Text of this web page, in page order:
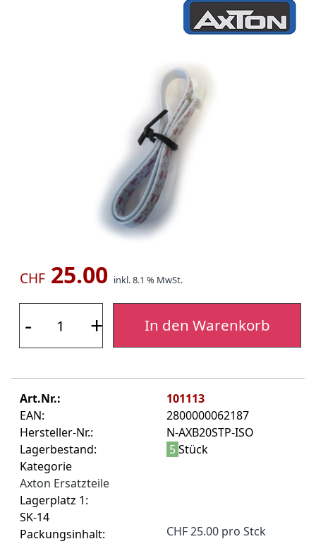
CHF 25.00 inkl. 8.1 % MwSt.
- + In den Warenkorb
Art.Nr.:
101113
EAN:
2800000062187
Hersteller-Nr.:
N-AXB20STP-ISO
Lagerbestand:
5Stück
Kategorie
Axton Ersatzteile
Lagerplatz 1:
SK-14
Packungsinhalt:
CHF 25.00 pro Stck